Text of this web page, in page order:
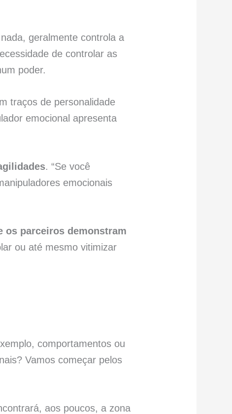
geralmente controla a
de controlar as
poder.
traços de personalidade
emocional apresenta
. “Se você
emocionais
os parceiros demonstram
ou até mesmo vitimizar
comportamentos ou
Vamos começar pelos
aos poucos, a zona